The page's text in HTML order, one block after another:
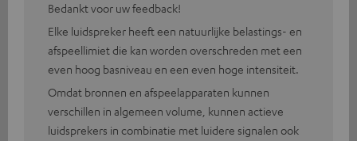
Bedankt voor uw feedback!
Elke luidspreker heeft een natuurlijke belastings- en
afspeellimiet die kan worden overschreden met een
even hoog basniveau en een even hoge intensiteit.
Omdat bronnen en afspeelapparaten kunnen
verschillen in algemeen volume, kunnen actieve
luidsprekers in combinatie met luidere signalen ook